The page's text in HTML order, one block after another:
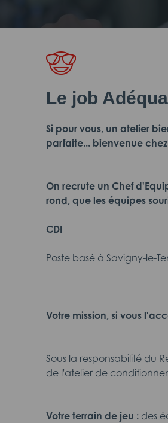
Le job
Si pour vous, un atelier
parfaite... bienvenue chez
On recrute un Chef
rond, que les équipes
CDI
Poste basé à Savigny-le-
Votre mission, si vous
Sous la responsabilité du
de l'atelier de
Votre terrain de jeu : des